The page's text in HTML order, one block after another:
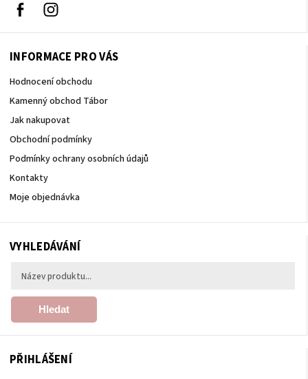
Facebook
INFORMACE PRO VÁS
Hodnocení obchodu
Kamenný obchod Tábor
Jak nakupovat
Obchodní podmínky
Podmínky ochrany osobních údajů
Kontakty
Moje objednávka
VYHLEDÁVÁNÍ
Hledat
PŘIHLÁŠENÍ